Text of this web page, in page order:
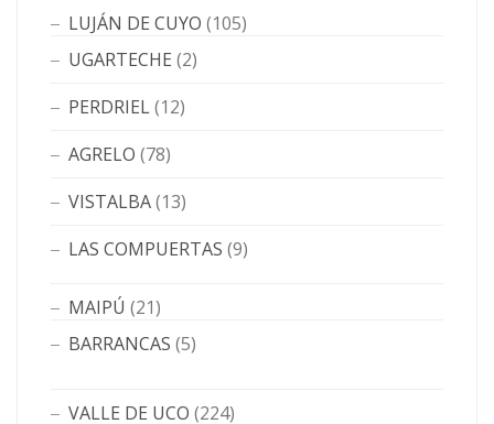
LUJÁN DE CUYO (105)
UGARTECHE (2)
PERDRIEL(12)
AGRELO (78)
VISTALBA(13)
LAS COMPUERTAS (9)
MAIPÚ (21)
BARRANCAS (5)
VALLE DE UCO (224)